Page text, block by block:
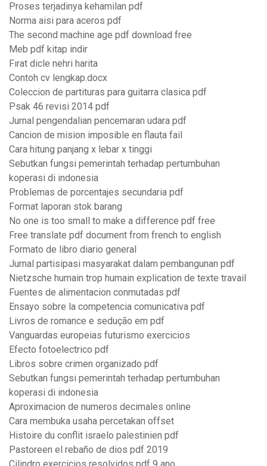
Proses terjadinya kehamilan pdf
Norma aisi para aceros pdf
The second machine age pdf download free
Meb pdf kitap indir
Fırat dicle nehri harita
Contoh cv lengkap.docx
Coleccion de partituras para guitarra clasica pdf
Psak 46 revisi 2014 pdf
Jurnal pengendalian pencemaran udara pdf
Cancion de mision imposible en flauta fail
Cara hitung panjang x lebar x tinggi
Sebutkan fungsi pemerintah terhadap pertumbuhan
koperasi di indonesia
Problemas de porcentajes secundaria pdf
Format laporan stok barang
No one is too small to make a difference pdf free
Free translate pdf document from french to english
Formato de libro diario general
Jurnal partisipasi masyarakat dalam pembangunan pdf
Nietzsche humain trop humain explication de texte travail
Fuentes de alimentacion conmutadas pdf
Ensayo sobre la competencia comunicativa pdf
Livros de romance e sedução em pdf
Vanguardas europeias futurismo exercicios
Efecto fotoelectrico pdf
Libros sobre crimen organizado pdf
Sebutkan fungsi pemerintah terhadap pertumbuhan
koperasi di indonesia
Aproximacion de numeros decimales online
Cara membuka usaha percetakan offset
Histoire du conflit israelo palestinien pdf
Pastoreen el rebaño de dios pdf 2019